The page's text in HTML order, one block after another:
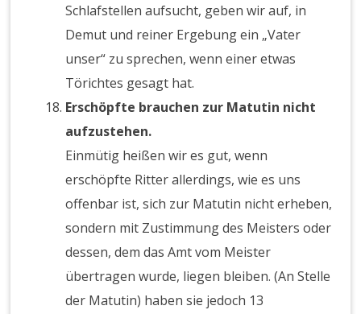
Schlafstellen aufsucht, geben wir auf, in
Demut und reiner Ergebung ein „Vater
unser“ zu sprechen, wenn einer etwas
Törichtes gesagt hat.
Erschöpfte brauchen zur Matutin nicht
aufzustehen.
Einmütig heißen wir es gut, wenn
erschöpfte Ritter allerdings, wie es uns
offenbar ist, sich zur Matutin nicht erheben,
sondern mit Zustimmung des Meisters oder
dessen, dem das Amt vom Meister
übertragen wurde, liegen bleiben. (An Stelle
der Matutin) haben sie jedoch 13